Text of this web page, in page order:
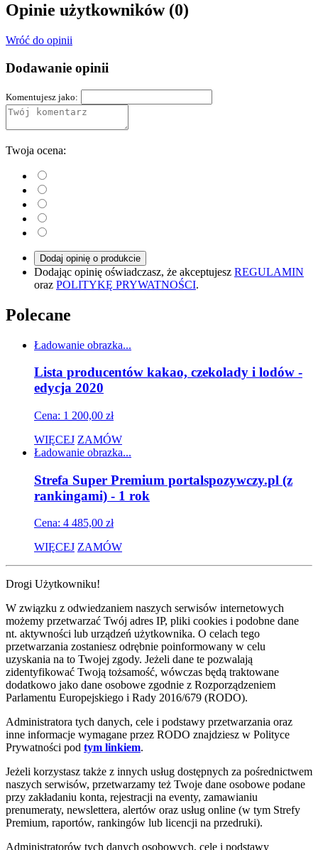
Opinie użytkowników (0)
Wróć do opinii
Dodawanie opinii
Komentujesz jako:
Twoja ocena:
Dodaj opinię o produkcie
Dodając opinię oświadczasz, że akceptujesz REGULAMIN
oraz POLITYKĘ PRYWATNOŚCI.
Polecane
Ładowanie obrazka...
Lista producentów kakao, czekolady i lodów -
edycja 2020
Cena: 1 200,00 zł
WIĘCEJ ZAMÓW
Ładowanie obrazka...
Strefa Super Premium portalspozywczy.pl (z
rankingami) - 1 rok
Cena: 4 485,00 zł
WIĘCEJ ZAMÓW
Drogi Użytkowniku!
W związku z odwiedzaniem naszych serwisów internetowych
możemy przetwarzać Twój adres IP, pliki cookies i podobne dane
nt. aktywności lub urządzeń użytkownika. O celach tego
przetwarzania zostaniesz odrębnie poinformowany w celu
uzyskania na to Twojej zgody. Jeżeli dane te pozwalają
zidentyfikować Twoją tożsamość, wówczas będą traktowane
dodatkowo jako dane osobowe zgodnie z Rozporządzeniem
Parlamentu Europejskiego i Rady 2016/679 (RODO).
Administratora tych danych, cele i podstawy przetwarzania oraz
inne informacje wymagane przez RODO znajdziesz w Polityce
Prywatności pod tym linkiem.
Jeżeli korzystasz także z innych usług dostępnych za pośrednictwem
naszych serwisów, przetwarzamy też Twoje dane osobowe podane
przy zakładaniu konta, rejestracji na eventy, zamawianiu
prenumeraty, newslettera, alertów oraz usług online (w tym Strefy
Premium, raportów, rankingów lub licencji na przedruki).
Administratorów tych danych osobowych, cele i podstawy